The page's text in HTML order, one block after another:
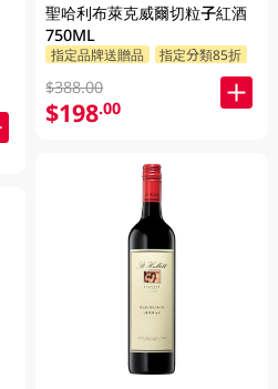
聖哈利布萊克威爾切粒子紅酒
750ML
指定品牌送贈品 指定分類85折
$388.00
$198.00